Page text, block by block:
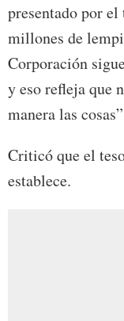
presentado por el
millones de
Corporación
y eso refleja que
manera las
Criticó que el
establece.